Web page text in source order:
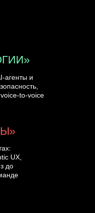
UX,
до
агенты и
to-voice